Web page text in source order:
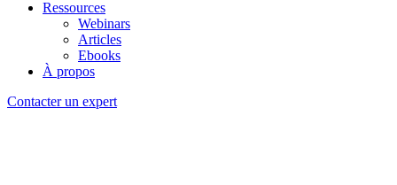
Ressources
Webinars
Articles
Ebooks
À propos
Contacter un expert